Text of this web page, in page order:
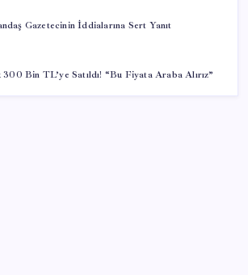
Gazetecinin İddialarına Sert Yanıt
Bin TL’ye Satıldı! “Bu Fiyata Araba Alırız”